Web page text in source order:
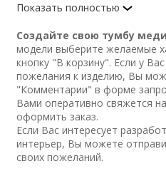
Фасады фанерованы
прозрачным полуматовым
Основание выполнено из
порошковой окраски в
Регулируемые по высоте
выполнены из латуни или
Функциональная фурнитура
Возможен выбор цветов
фурнитуры, а также
Оформить заказ можно через
по всей России.
Показать полностью
Создайте свою тумбу
модели выберите желаемые
кнопку "В корзину". Если у
пожелания к изделию, Вы
"Комментарии" в форме
Вами оперативно свяжется
оформить заказ.
Если Вас интересует
интерьер, Вы можете
своих пожеланий.